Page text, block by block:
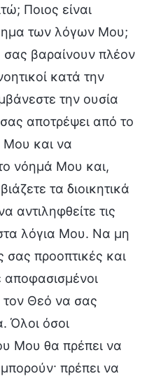
Ποιος είναι
των λόγων Μου;
βαραίνουν πλέον
κατά την
την ουσία
αποτρέψει από το
Μου και να
νόημά Μου και,
τα διοικητικά
αντιληφθείτε τις
λόγια Μου. Να μη
σας προοπτικές και
αποφασισμένοι
Θεό να σας
Όλοι όσοι
Μου θα πρέπει να
πρέπει να